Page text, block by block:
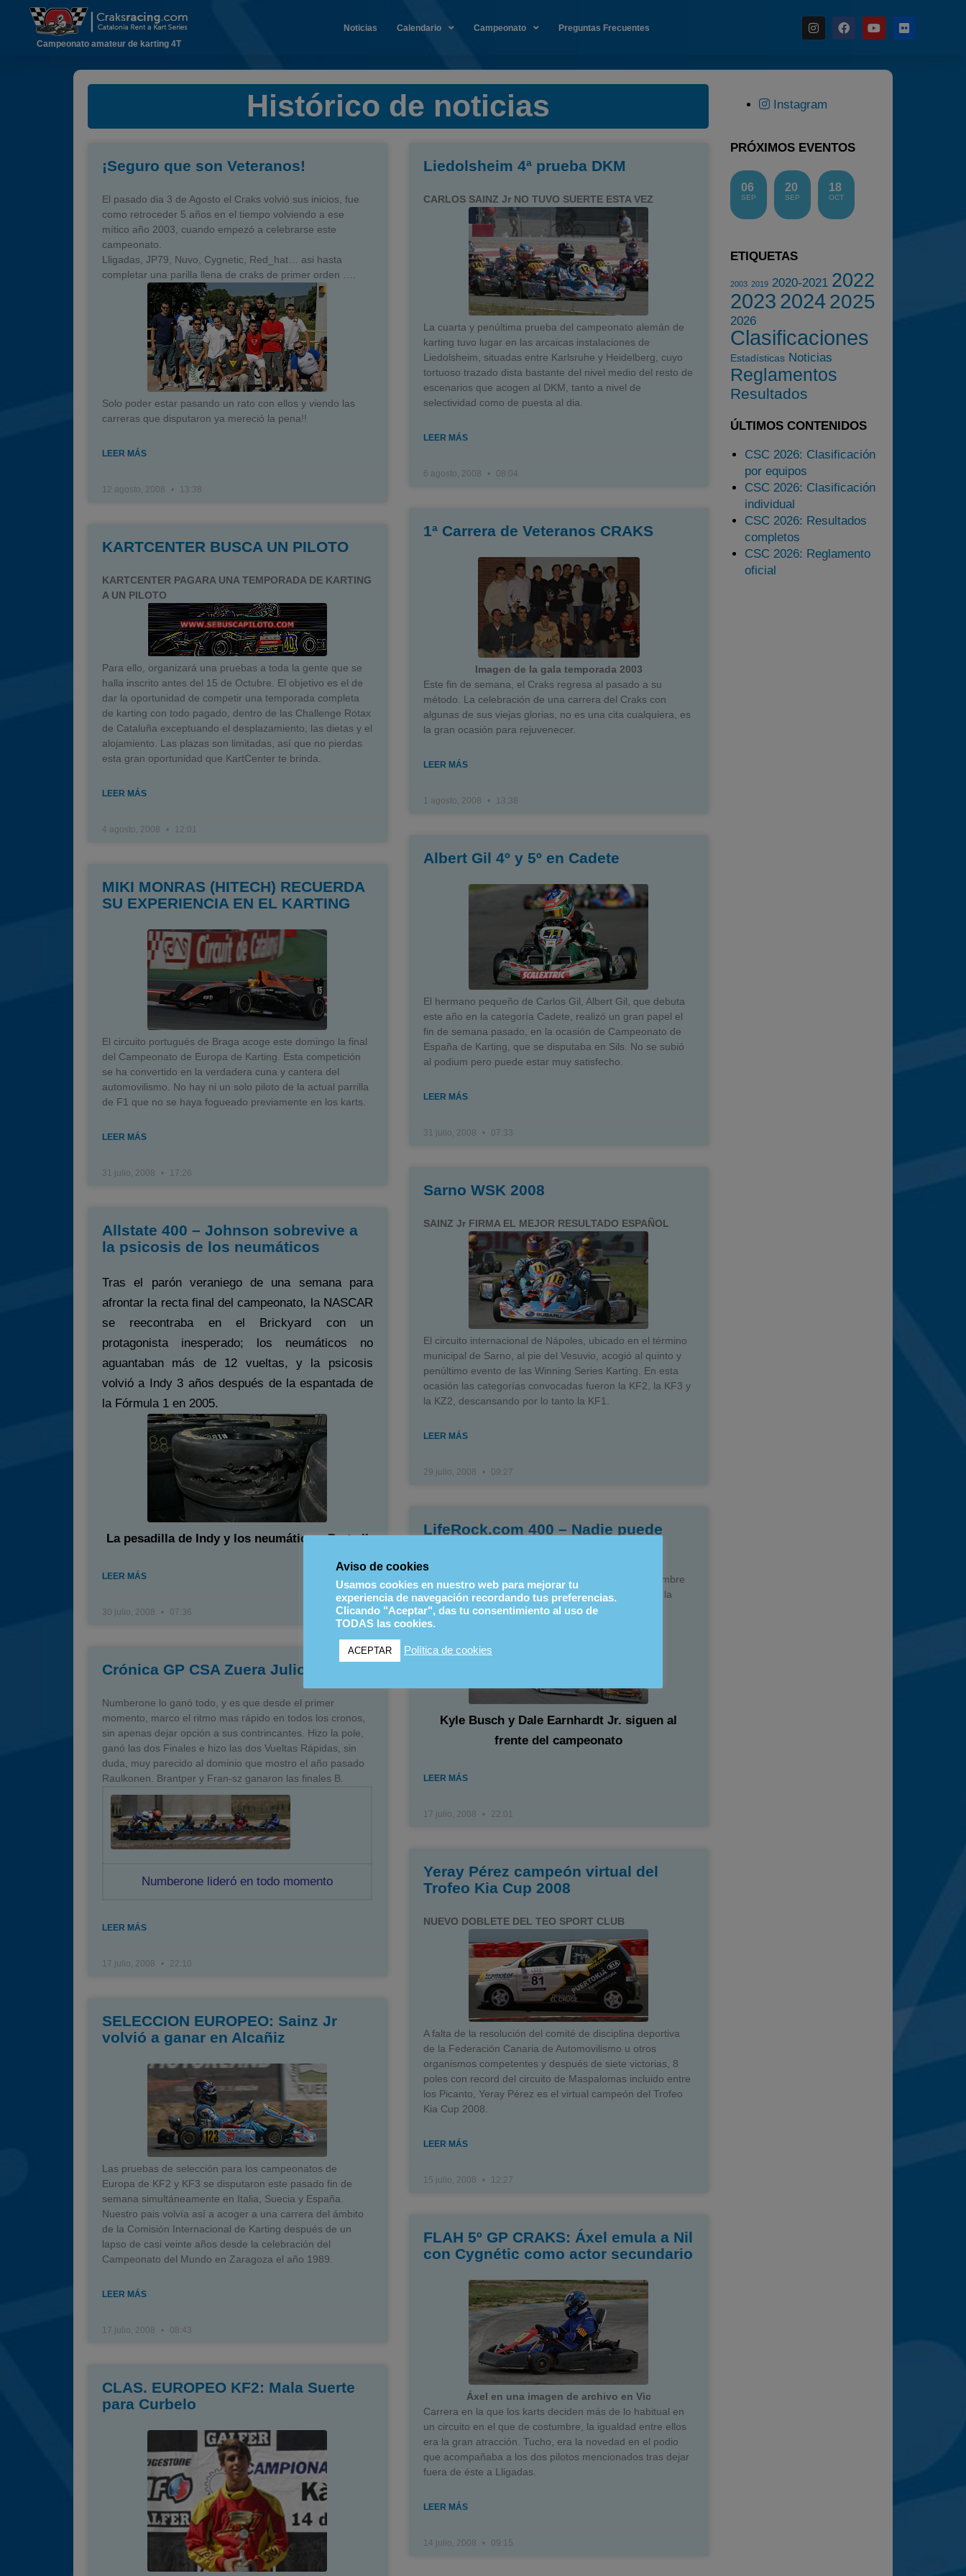
Calendario
Campeonato
Campeonato amateur de karting 4T
Noticias Calendario Campeonato Preguntas Frecuentes
Histórico de noticias
¡Seguro que son Veteranos!
El pasado dia 3 de Agosto el Craks volvió sus inicios, fue
como retroceder 5 años en el tiempo volviendo a ese
mítico año 2003, cuando empezó a celebrarse este
campeonato.
Lligadas, JP79, Nuvo, Cygnetic, Red_hat… asi hasta
completar una parilla llena de craks de primer orden ….
Solo poder estar pasando un rato con ellos y viendo las
carreras que disputaron ya mereció la pena!!
LEER MÁS
12 agosto, 2008 13:38
Liedolsheim 4ª prueba DKM
CARLOS SAINZ Jr NO TUVO SUERTE ESTA VEZ
La cuarta y penúltima prueba del campeonato alemán de
karting tuvo lugar en las arcaicas instalaciones de
Liedolsheim, situadas entre Karlsruhe y Heidelberg, cuyo
tortuoso trazado dista bastante del nivel medio del resto de
escenarios que acogen al DKM, tanto a nivel de
selectividad como de puesta al dia.
LEER MÁS
6 agosto, 2008 08:04
KARTCENTER BUSCA UN PILOTO
KARTCENTER PAGARA UNA TEMPORADA DE KARTING
A UN PILOTO
Para ello, organizará una pruebas a toda la gente que se
halla inscrito antes del 15 de Octubre. El objetivo es el de
dar la oportunidad de competir una temporada completa
de karting con todo pagado, dentro de las Challenge Rotax
de Cataluña exceptuando el desplazamiento, las dietas y el
alojamiento. Las plazas son limitadas, así que no pierdas
esta gran oportunidad que KartCenter te brinda.
LEER MÁS
4 agosto, 2008 12:01
1ª Carrera de Veteranos CRAKS
Imagen de la gala temporada 2003
Este fin de semana, el Craks regresa al pasado a su
método. La celebración de una carrera del Craks con
algunas de sus viejas glorias, no es una cita cualquiera, es
la gran ocasión para rejuvenecer.
LEER MÁS
1 agosto, 2008 13:38
MIKI MONRAS (HITECH) RECUERDA
SU EXPERIENCIA EN EL KARTING
El circuito portugués de Braga acoge este domingo la final
del Campeonato de Europa de Karting. Esta competición
se ha convertido en la verdadera cuna y cantera del
automovilismo. No hay ni un solo piloto de la actual parrilla
de F1 que no se haya fogueado previamente en los karts.
LEER MÁS
31 julio, 2008 17:26
Albert Gil 4º y 5º en Cadete
El hermano pequeño de Carlos Gil, Albert Gil, que debuta
este año en la categoría Cadete, realizó un gran papel el
fin de semana pasado, en la ocasión de Campeonato de
España de Karting, que se disputaba en Sils. No se subió
al podium pero puede estar muy satisfecho.
LEER MÁS
31 julio, 2008 07:33
Allstate 400 – Johnson sobrevive a
la psicosis de los neumáticos
Tras el parón veraniego de una semana para
afrontar la recta final del campeonato, la NASCAR
se reecontraba en el Brickyard con un
protagonista inesperado; los neumáticos no
aguantaban más de 12 vueltas, y la psicosis
volvió a Indy 3 años después de la espantada de
la Fórmula 1 en 2005.
La pesadilla de Indy y los neumáticos, Parte II
LEER MÁS
30 julio, 2008 07:36
Sarno WSK 2008
SAINZ Jr FIRMA EL MEJOR RESULTADO ESPAÑOL
El circuito internacional de Nápoles, ubicado en el término
municipal de Sarno, al pie del Vesuvio, acogió al quinto y
penúltimo evento de las Winning Series Karting. En esta
ocasión las categorías convocadas fueron la KF2, la KF3 y
la KZ2, descansando por lo tanto la KF1.
LEER MÁS
29 julio, 2008 09:27
Crónica GP CSA Zuera Julio 2008
Numberone lo ganó todo, y es que desde el primer
momento, marco el ritmo mas rápido en todos los cronos,
sin apenas dejar opción a sus contrincantes. Hizo la pole,
ganó las dos Finales e hizo las dos Vueltas Rápidas, sin
duda, muy parecido al dominio que mostro el año pasado
Raulkonen. Brantper y Fran-sz ganaron las finales B.
Numberone lideró en todo momento
LEER MÁS
17 julio, 2008 22:10
LifeRock.com 400 – Nadie puede
El pasado domingo se volvió a ver otro recital del hombre
más en forma del campeonato y líder indiscutible de la
clasificación general.
Kyle Busch y Dale Earnhardt Jr. siguen al
frente del campeonato
LEER MÁS
17 julio, 2008 22:01
SELECCION EUROPEO: Sainz Jr
volvió a ganar en Alcañiz
Las pruebas de selección para los campeonatos de
Europa de KF2 y KF3 se disputaron este pasado fin de
semana simultáneamente en Italia, Suecia y España.
Nuestro pais volvía así a acoger a una carrera del ámbito
de la Comisión Internacional de Karting después de un
lapso de casi veinte años desde la celebración del
Campeonato del Mundo en Zaragoza el año 1989.
LEER MÁS
17 julio, 2008 08:43
Yeray Pérez campeón virtual del
Trofeo Kia Cup 2008
NUEVO DOBLETE DEL TEO SPORT CLUB
A falta de la resolución del comité de disciplina deportiva
de la Federación Canaria de Automovilismo u otros
organismos competentes y después de siete victorias, 8
poles con record del circuito de Maspalomas incluido entre
los Picanto, Yeray Pérez es el virtual campeón del Trofeo
Kia Cup 2008.
LEER MÁS
15 julio, 2008 12:27
CLAS. EUROPEO KF2: Mala Suerte
para Curbelo
FLAH 5º GP CRAKS: Áxel emula a Nil
con Cygnétic como actor secundario
Áxel en una imagen de archivo en Vic
Carrera en la que los karts deciden más de lo habitual en
un circuito en el que de costumbre, la igualdad entre ellos
era la gran atracción. Tucho, era la novedad en el podio
que acompañaba a los dos pilotos mencionados tras dejar
fuera de éste a Lligadas.
LEER MÁS
14 julio, 2008 09:15
Instagram
PRÓXIMOS EVENTOS
06
SEP
20
SEP
18
OCT
ETIQUETAS
2003 2019 2020-2021 2022
2023 20242025
2026
Clasificaciones
Estadísticas Noticias
Reglamentos
Resultados
ÚLTIMOS CONTENIDOS
CSC 2026: Clasificación
por equipos
CSC 2026: Clasificación
individual
CSC 2026: Resultados
completos
CSC 2026: Reglamento
oficial
Aviso de cookies
Usamos cookies en nuestro web para mejorar tu
experiencia de navegación recordando tus preferencias.
Clicando "Aceptar", das tu consentimiento al uso de
TODAS las cookies.
ACEPTAR Política de cookies